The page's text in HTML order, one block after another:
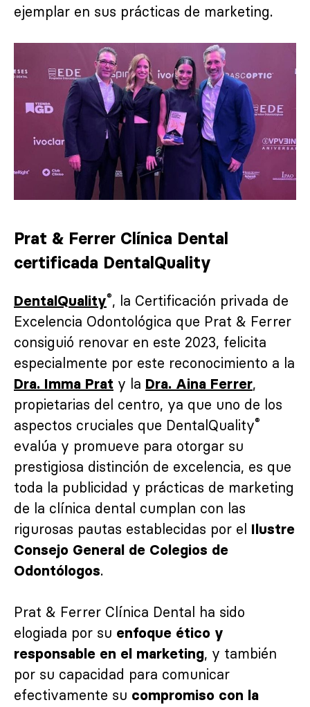
ejemplar en sus prácticas de marketing.
Prat & Ferrer Clínica Dental
certificada DentalQuality
DentalQuality®, la Certificación privada de
Excelencia Odontológica que Prat & Ferrer
consiguió renovar en este 2023, felicita
especialmente por este reconocimiento a la
Dra. Imma Prat y la Dra. Aina Ferrer,
propietarias del centro, ya que uno de los
aspectos cruciales que DentalQuality®
evalúa y promueve para otorgar su
prestigiosa distinción de excelencia, es que
toda la publicidad y prácticas de marketing
de la clínica dental cumplan con las
rigurosas pautas establecidas por el Ilustre
Consejo General de Colegios de
Odontólogos.
Prat & Ferrer Clínica Dental ha sido
elogiada por su enfoque ético y
responsable en el marketing, y también
por su capacidad para comunicar
efectivamente su compromiso con la